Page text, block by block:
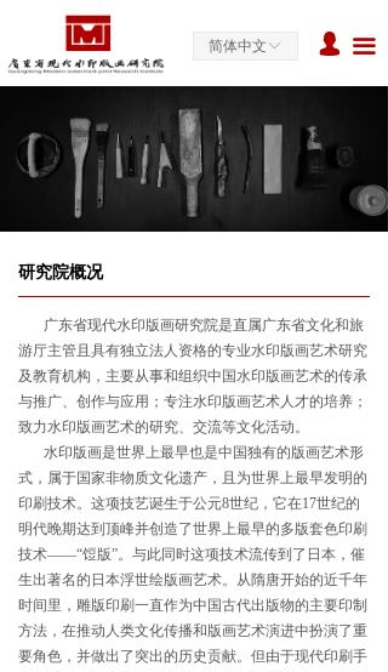
넙
ꀅ
简体中文 끀
关于研究院
艺术动态
学术研究
合作交流
媒体中心
版画基地
艺术家
广东省现代水印版画研究院是直属广东省文化和旅
游厅主管且具有独立法人资格的专业水印版画艺术研究
及教育机构，主要从事和组织中国水印版画艺术的传承
与推广、创作与应用；专注水印版画艺术人才的培养；
致力水印版画艺术的研究、交流等文化活动。
水印版画是世界上最早也是中国独有的版画艺术形
式，属于国家非物质文化遗产，且为世界上最早发明的
印刷技术。这项技艺诞生于公元8世纪，它在17世纪的
明代晚期达到顶峰并创造了世界上最早的多版套色印刷
技术——“饾版”。与此同时这项技术流传到了日本，催
生出著名的日本浮世绘版画艺术。从隋唐开始的近千年
时间里，雕版印刷一直作为中国古代出版物的主要印制
方法，在推动人类文化传播和版画艺术演进中扮演了重
要角色，并做出了突出的历史贡献。但由于现代印刷手
研究院概况